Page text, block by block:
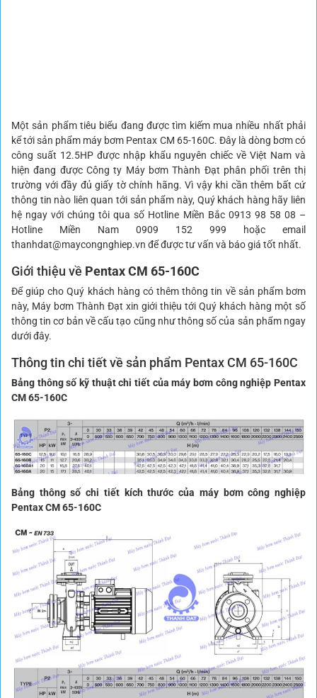
Một sản phẩm tiêu biểu đang được tìm kiếm mua nhiều nhất phải
kể tới sản phẩm máy bơm Pentax CM 65-160C. Đây là dòng bơm có
công suất 12.5HP được nhập khẩu nguyên chiếc về Việt Nam và
hiện đang được Công ty Máy bơm Thành Đạt phân phối trên thị
trường với đầy đủ giấy tờ chính hãng. Vì vậy khi cần thêm bất cứ
thông tin nào liên quan tới sản phẩm này, Quý khách hàng hãy liên
hệ ngay với chúng tôi qua số Hotline Miền Bắc 0913 98 58 08 –
Hotline Miền Nam 0909 152 999 hoặc email
thanhdat@maycongnghiep.vn để được tư vấn và báo giá tốt nhất.
Giới thiệu về Pentax CM 65-160C
Để giúp cho Quý khách hàng có thêm thông tin về sản phẩm bơm
này, Máy bơm Thành Đạt xin giới thiệu tới Quý khách hàng một số
thông tin cơ bản về cấu tạo cũng như thông số của sản phẩm ngay
dưới đây.
Thông tin chi tiết về sản phẩm Pentax CM 65-160C
Bảng thông số kỹ thuật chi tiết của máy bơm công nghiệp Pentax
CM 65-160C
Bảng thông số chi tiết kích thước của máy bơm công nghiệp
Pentax CM 65-160C